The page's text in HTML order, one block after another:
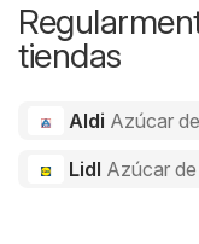
tiendas
Aldi Azúcar
Lidl Azúcar